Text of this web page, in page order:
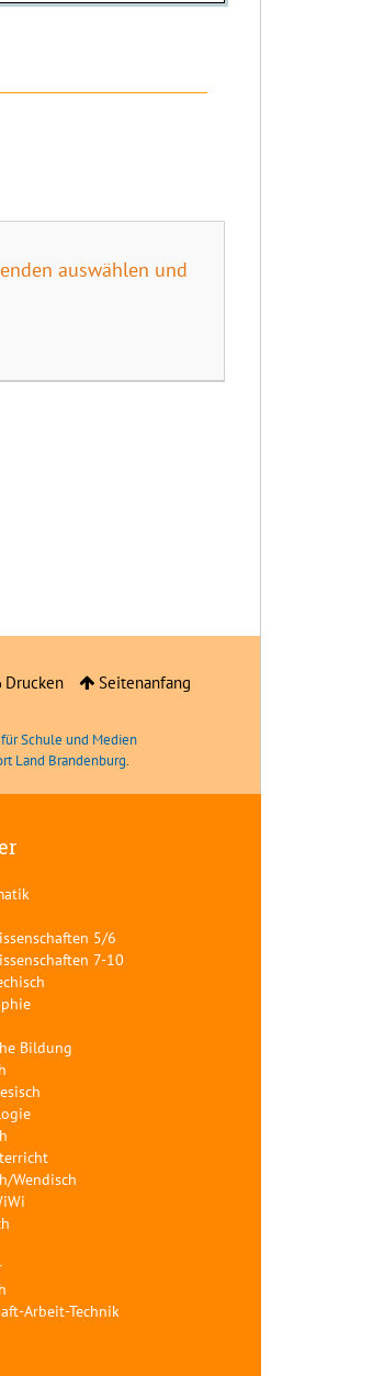
auswählen und
Drucken Seitenanfang
Schule und Medien
Land Brandenburg.
5/6
7-10
Bildung
Wendisch
Arbeit-Technik